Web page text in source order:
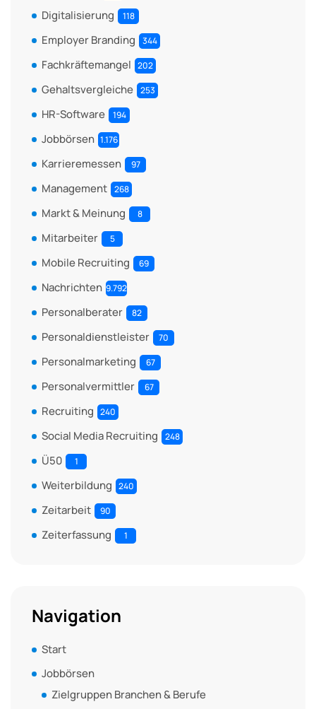
Digitalisierung 118
Employer Branding 344
Fachkräftemangel 202
Gehaltsvergleiche 253
HR-Software 194
Jobbörsen 1.176
Karrieremessen 97
Management 268
Markt & Meinung 8
Mitarbeiter 5
Mobile Recruiting 69
Nachrichten 9.792
Personalberater 82
Personaldienstleister 70
Personalmarketing 67
Personalvermittler 67
Recruiting 240
Social Media Recruiting 248
Ü50 1
Weiterbildung 240
Zeitarbeit 90
Zeiterfassung 1
Navigation
Start
Jobbörsen
Zielgruppen Branchen & Berufe